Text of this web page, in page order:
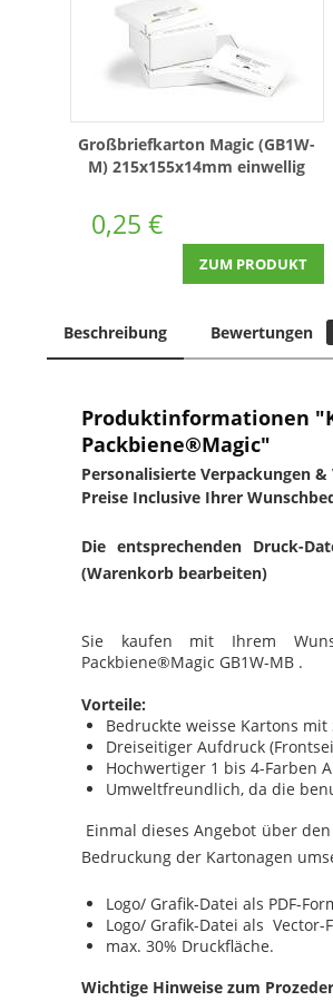
Großbriefkarton Magic (GB1W-
M) 215x155x14mm einwellig
0,25 €
ZUM PRODUKT
Beschreibung Bewertungen
Produktinformationen
Packbiene®Magic"
Personalisierte Verpackungen
Preise Inclusive Ihrer
Die entsprechenden Druck-
(Warenkorb bearbeiten)
Sie kaufen mit Ihrem
Packbiene®Magic GB1W-MB .
Vorteile:
Bedruckte weisse Kartons
Dreiseitiger Aufdruck
Hochwertiger 1 bis 4-Farben
Umweltfreundlich, da die
Einmal dieses Angebot über
Bedruckung der Kartonagen
Logo/ Grafik-Datei als PDF-
Logo/ Grafik-Datei als
max. 30% Druckfläche.
Wichtige Hinweise zum